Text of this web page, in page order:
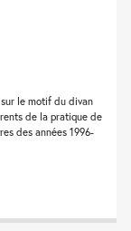
le motif du divan
de la pratique de
des années 1996-